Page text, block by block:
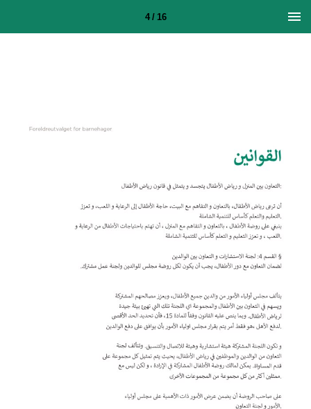
4 / 16